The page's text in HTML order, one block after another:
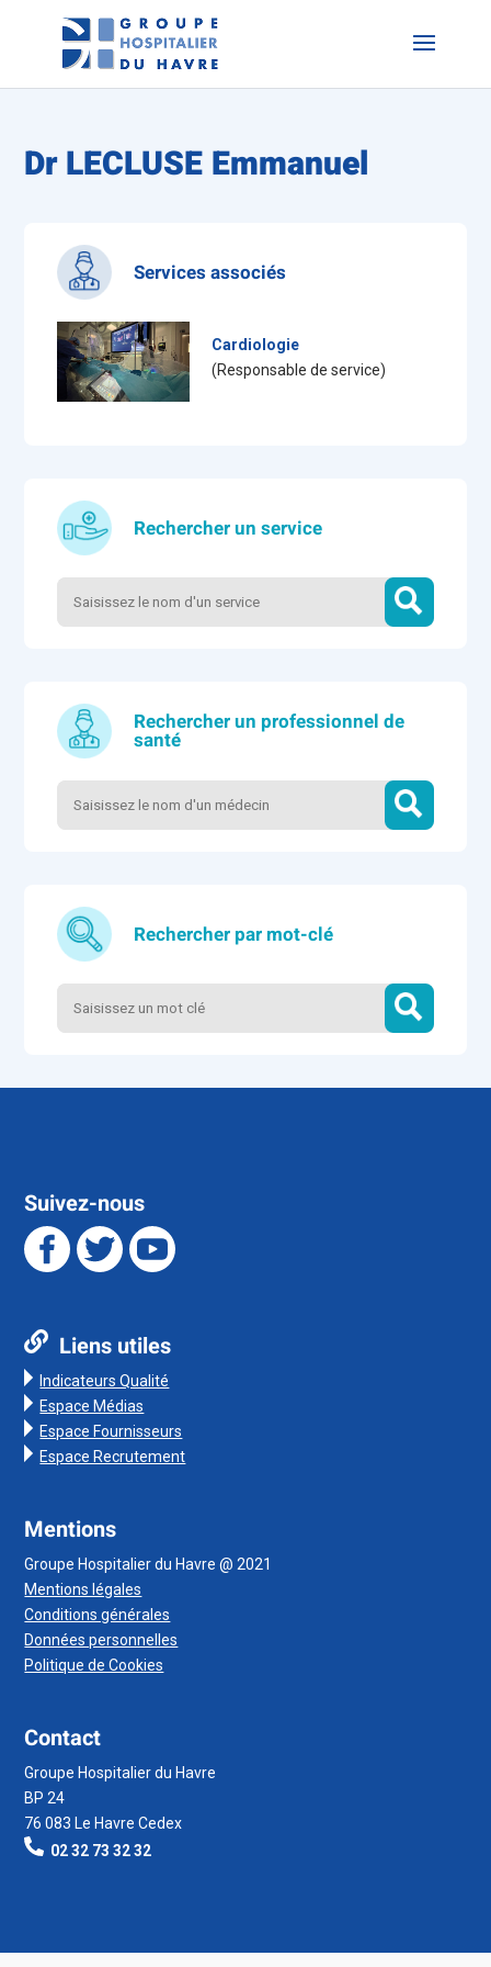
Dr LECLUSE Emmanuel
Services associés
Cardiologie
(Responsable de service)
Rechercher un service
Rechercher un professionnel de
santé
Rechercher par mot-clé
Suivez-nous
Liens utiles
Indicateurs Qualité
Espace Médias
Espace Fournisseurs
Espace Recrutement
Mentions
Groupe Hospitalier du Havre @ 2021
Mentions légales
Conditions générales
Données personnelles
Politique de Cookies
Contact
Groupe Hospitalier du Havre
BP 24
76 083 Le Havre Cedex
02 32 73 32 32